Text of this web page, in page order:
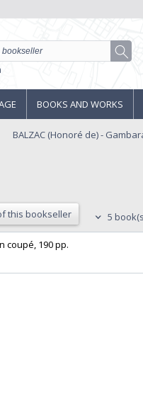
BOOKS AND WORKS
BALZAC (Honoré de) -
this bookseller 5
coupé, 190 pp.